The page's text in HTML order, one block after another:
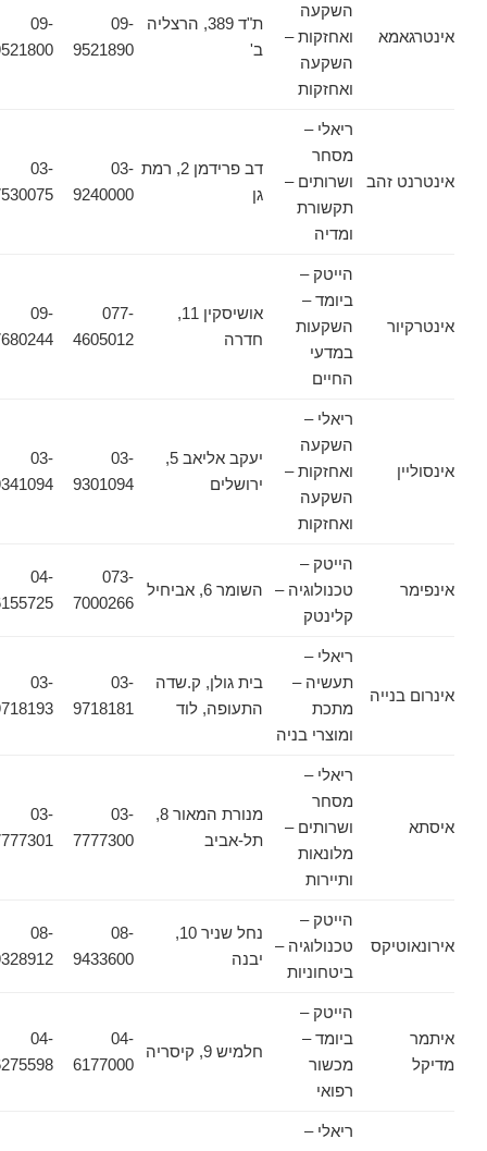
אינטרגאמא
השקעה
ואחזקות –
השקעה
ואחזקות
ת"ד 389, הרצליה
09-
9521890
09-
9521800
אינטרנט זהב
ריאלי –
מסחר
ושרותים –
תקשורת
ומדיה
דב פרידמן 2, רמת 03-
9240000
03-
7530075
אינטרקיור
הייטק –
ביומד –
השקעות
במדעי
החיים
אושיסקין 11,
חדרה
077-
4605012
09-
7680244
אינסוליין
ריאלי –
השקעה
ואחזקות –
השקעה
ואחזקות
יעקב אליאב 5,
ירושלים
03-
9301094
03-
9341094
אינפימר
הייטק –
טכנולוגיה –
קלינטק
השומר 6, אביחיל
073-
7000266
04-
6155725
אינרום בנייה
ריאלי –
תעשיה –
מתכת
ומוצרי בניה
בית גולן, ק.שדה
התעופה, לוד
03-
9718181
03-
9718193
איסתא
ריאלי –
מסחר
ושרותים –
מלונאות
ותיירות
מנורת המאור 8,
תל-אביב
03-
7777300
03-
7777301
אירונאוטיקס
הייטק –
טכנולוגיה –
ביטחוניות
נחל שניר 10,
יבנה
08-
9433600
08-
9328912
איתמר
מדיקל
הייטק –
ביומד –
מכשור
רפואי
חלמיש 9, קיסריה
04-
6177000
04-
6275598
ריאלי –